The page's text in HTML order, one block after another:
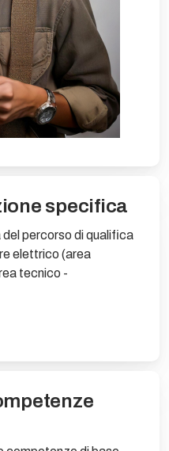
specifica
percorso di qualifica
elettrico (area
tecnico -